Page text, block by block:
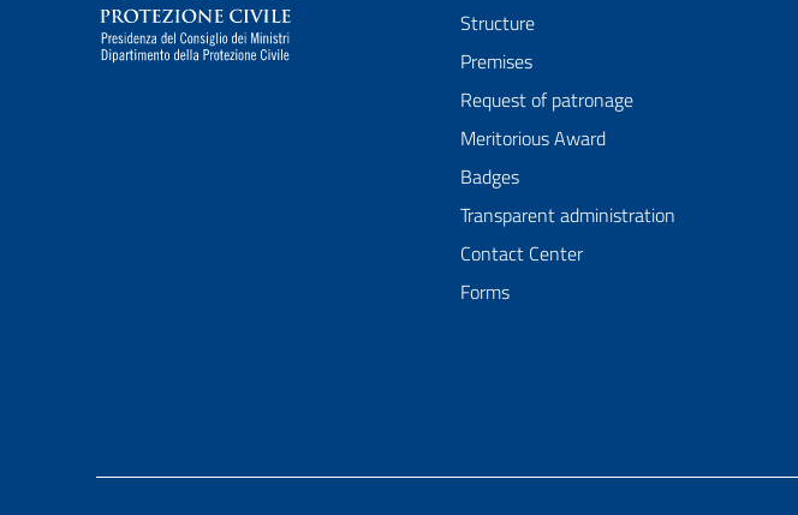
Structure
Premises
Request of patronage
Meritorious Award
Badges
Transparent administration
Contact Center
Forms